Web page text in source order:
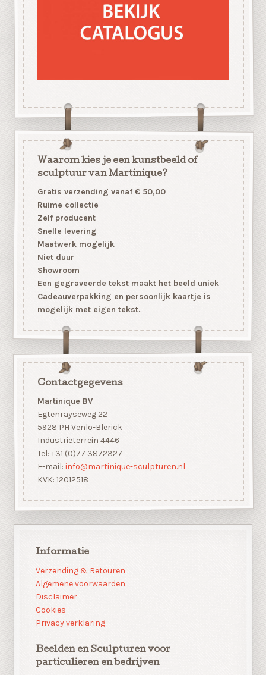
Waarom kies je een kunstbeeld of
sculptuur van Martinique?
Gratis verzending vanaf € 50,00
Ruime collectie
Zelf producent
Snelle levering
Maatwerk mogelijk
Niet duur
Showroom
Een gegraveerde tekst maakt het beeld uniek
Cadeauverpakking en persoonlijk kaartje is
mogelijk met eigen tekst.
Contactgegevens
Martinique BV
Egtenrayseweg 22
5928 PH Venlo-Blerick
Industrieterrein 4446
Tel: +31 (0)77 3872327
E-mail: info@martinique-sculpturen.nl
KVK: 12012518
Informatie
Verzending & Retouren
Algemene voorwaarden
Disclaimer
Cookies
Privacy verklaring
Beelden en Sculpturen voor
particulieren en bedrijven